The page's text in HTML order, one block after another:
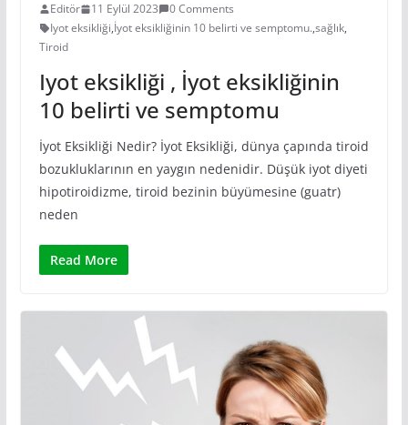
Editör 11 Eylül 2023
0 Comments
Iyot eksikliği,İyot eksikliğinin 10 belirti ve semptomu.,sağlık,
Tiroid
Iyot eksikliği , İyot eksikliğinin
10 belirti ve semptomu
İyot Eksikliği Nedir? İyot Eksikliği, dünya çapında tiroid
bozukluklarının en yaygın nedenidir. Düşük iyot diyeti
hipotiroidizme, tiroid bezinin büyümesine (guatr)
neden
Read More